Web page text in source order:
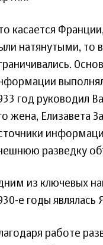
касается
натянутыми, то
год руководил
жена, Елизавета
разведку
из ключевых
е годы являлась
работе